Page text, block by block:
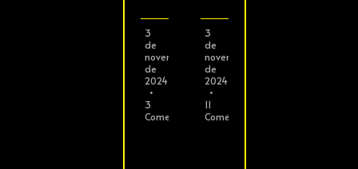
3
de
novembro
de
2024
3
Comentários
3
de
novembro
de
2024
11
Comentários